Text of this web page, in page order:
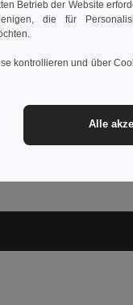
Betrieb der Website
die für
kontrollieren und über
Alle